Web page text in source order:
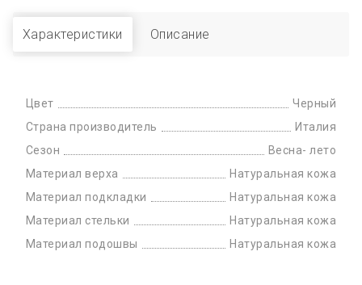
Характеристики Описание
Цвет
Черный
Страна производитель
Италия
Сезон
Весна- лето
Материал верха
Натуральная кожа
Материал подкладки
Натуральная кожа
Материал стельки
Натуральная кожа
Материал подошвы
Натуральная кожа